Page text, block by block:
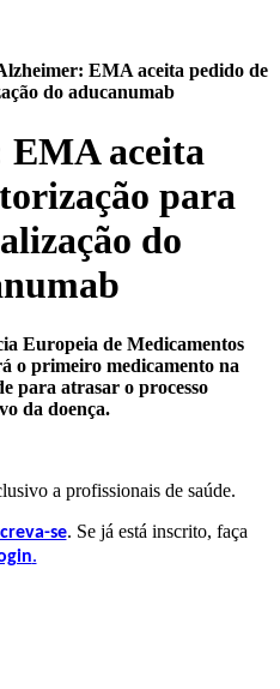
EMA aceita pedido de
do aducanumab
aceita
para
do
Europeia de Medicamentos
o primeiro medicamento na
para atrasar o processo
da doença.
a profissionais de saúde.
se. Se já está inscrito, faça
.